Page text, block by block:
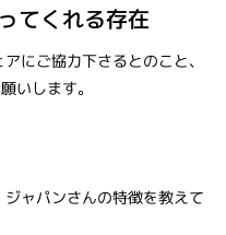
てくれる存在
にご協力下さるとのこと、
いします。
ャパンさんの特徴を教えて